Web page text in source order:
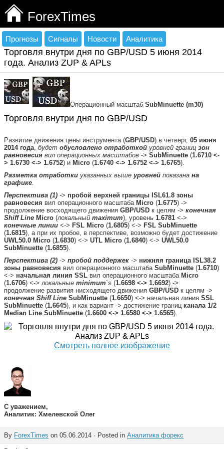
ForexTimes
Прогнозы Сигналы Новости Аналитика
Торговля внутри дня по GBP/USD 5 июня 2014
года. Анализ ZUP & APLs
Операционный масштаб SubMinuette (m30)
Торговля внутри дня по GBP/USD
Развитие движения цены инструмента (GBP/USD) в четверг, 05 июня
2014 года, будет обусловлено отработкой уровней границ зон
равновесия вил операционных масштабов -> SubMinuette (1.6710 <-
> 1.6730 <-> 1.6752) и Micro (1.6740 <-> 1.6752 <-> 1.6765).
Разметка отработки указанных выше уровней показана на
графике.
Перспектива (1) -> пробой верхней границы ISL61.8 зоны
равновесия вил операционного масштаба Micro (1.6775) ->
продолжение восходящего движения GBP/USD к целям -> конечная
Shiff Line Micro (локальный maximum), уровень 1.6781 <->
конечные линии <-> FSL Micro (1.6805) <-> FSL SubMinuette
(1.6815), а при их пробое, в перспективе, возможно будет достижение
UWL50.0 Micro (1.6830) <-> UTL Micro (1.6840) <-> UWL50.0
SubMinuette (1.6855).
Перспектива (2) -> пробой поддержек -> нижняя граница ISL38.2
зоны равновесия вил операционного масштаба SubMinuette (1.6710)
<-> начальная линия SSL вил операционного масштаба Micro
(1.6706) <->локальные minimum`s (1.6698 <-> 1.6692) ->
продолжение развития нисходящего движения GBP/USD к целям ->
конечная Shiff Line SubMinuette (1.6650) <-> начальная линия SSL
SubMinuette (1.6645), и как вариант -> достижение границканала 1/2
Median Line SubMinuette (1.6600 <-> 1.6580 <-> 1.6565).
Смотреть полное изображение
С уважением,
Аналитик: Хмелевской Олег
By ForexTimes on 05.06.2014 · Posted in Аналитика форекс